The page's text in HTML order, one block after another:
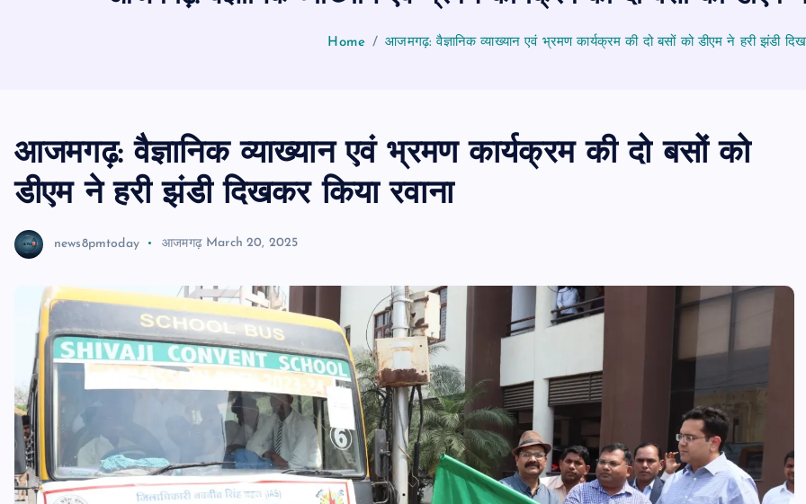
Home आजमगढ़: वैज्ञानिक व्याख्यान एवं भ्रमण कार्यक्रम की दो बसों को डीएम ने हरी झंडी
आजमगढ़: वैज्ञानिक व्याख्यान एवं भ्रमण कार्यक्रम की दो बसों को
डीएम ने हरी झंडी दिखकर किया रवाना
news8pmtoday आजमगढ़ March 20, 2025
आजमगढ़ बाबा बैद्यनाथ धाम से दर्शन कर
श्रद्धालुओं की कार खड़े ट्रेलर में घुसी,तीन
घायल